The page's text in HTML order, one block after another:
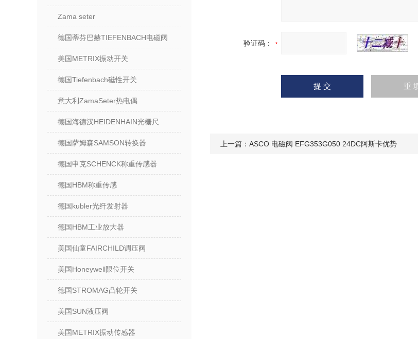
Zama seter
德国蒂芬巴赫TIEFENBACH电磁阀
美国METRIX振动开关
德国Tiefenbach磁性开关
意大利ZamaSeter热电偶
德国海德汉HEIDENHAIN光栅尺
德国萨姆森SAMSON转换器
德国申克SCHENCK称重传感器
德国HBM称重传感
德国kubler光纤发射器
德国HBM工业放大器
美国仙童FAIRCHILD调压阀
美国Honeywell限位开关
德国STROMAG凸轮开关
美国SUN液压阀
美国METRIX振动传感器
验证码：
上一篇： ASCO 电磁阀 EFG353G050 24DC阿斯卡优势